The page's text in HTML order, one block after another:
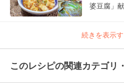
婆豆腐」
続きを表示
このレシピの関連カテゴリ